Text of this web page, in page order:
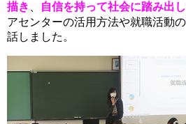
描き
自信を持って社会に踏み出
アセンターの活用方法や就職活動の
話しました。